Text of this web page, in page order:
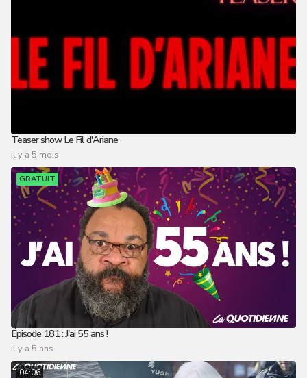
Teaser show Le Fil d'Ariane
il y a 5 mois
GRATUIT
Épisode 181 : J'ai 55 ans !
il y a 5 ans
04:06